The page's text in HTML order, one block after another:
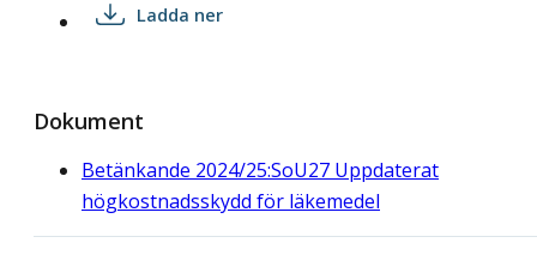
Ladda ner
Dokument
Betänkande 2024/25:SoU27 Uppdaterat
högkostnadsskydd för läkemedel